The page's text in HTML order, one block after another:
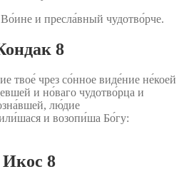
и пресла́вный чудотво́рче.
8
твое́ чрез со́нное виде́ние не́коей
и но́ваго чудотво́рца и
лю́дие
и возопи́ша Бо́гу:
Икос 8